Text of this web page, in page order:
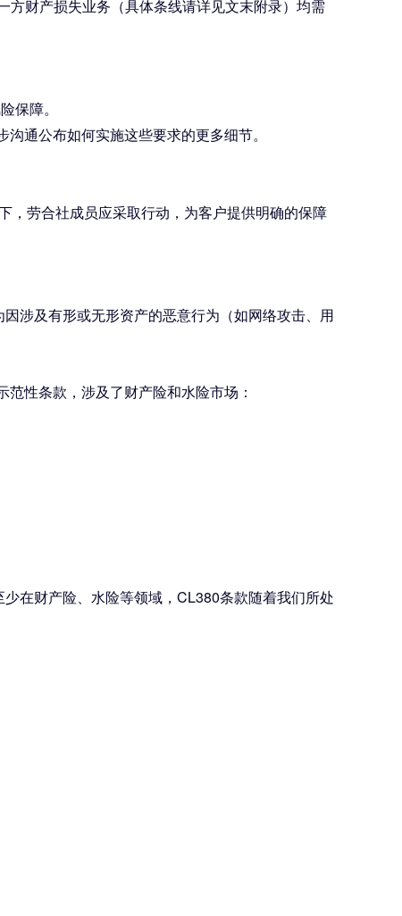
财产损失业务（具体条线请详见文末附录）均需
保障。
通公布如何实施这些要求的更多细节。
劳合社成员应采取行动，为客户提供明确的保障
涉及有形或无形资产的恶意行为（如网络攻击、用
性条款，涉及了财产险和水险市场：
在财产险、水险等领域，CL380条款随着我们所处